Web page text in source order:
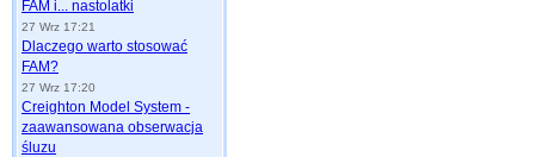
FAM i... nastolatki
27 Wrz 17:21
Dlaczego warto stosować
FAM?
27 Wrz 17:20
Creighton Model System -
zaawansowana obserwacja
śluzu